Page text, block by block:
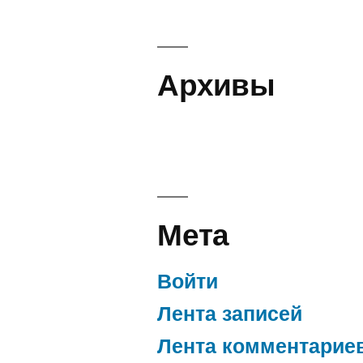
Архивы
Мета
Войти
Лента записей
Лента